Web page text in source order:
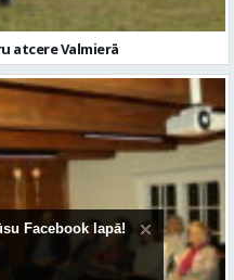
atcere Valmierā
Facebook lapā!